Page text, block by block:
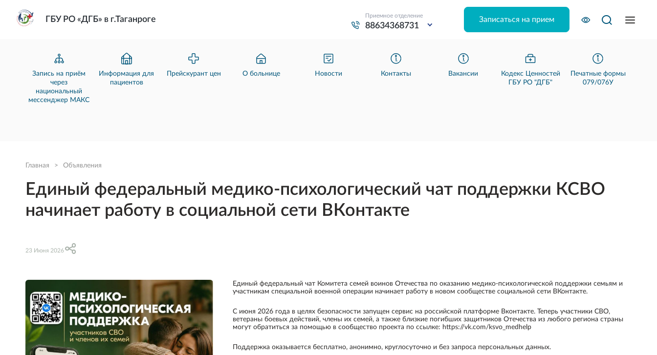
Запись на приём
через
национальный
мессенджер МАКС
Информация для
пациентов
Прейскурант цен О больнице Новости Контакты Вакансии
Кодекс Ценностей
ГБУ РО "ДГБ"
Печатные формы
079/076У
Главная > Объявления
Единый федеральный медико-психологический чат поддержки КСВО
начинает работу в социальной сети ВКонтакте
23 Июня 2026
Единый федеральный чат Комитета семей воинов Отечества по оказанию медико-психологической поддержки семьям и
участникам специальной военной операции начинает работу в новом сообществе социальной сети ВКонтакте.
С июня 2026 года в целях безопасности запущен сервис на российской платформе Вконтакте. Теперь участники СВО,
ветераны боевых действий, члены их семей, а также близкие погибших защитников Отечества из любого региона страны
могут обратиться за помощью в сообщество проекта по ссылке: https://vk.com/ksvo_medhelp
Поддержка оказывается бесплатно, анонимно, круглосуточно и без запроса персональных данных.
ГБУ РО «ДГБ» в г.Таганроге Приемное отделение
88634368731
Записаться на прием